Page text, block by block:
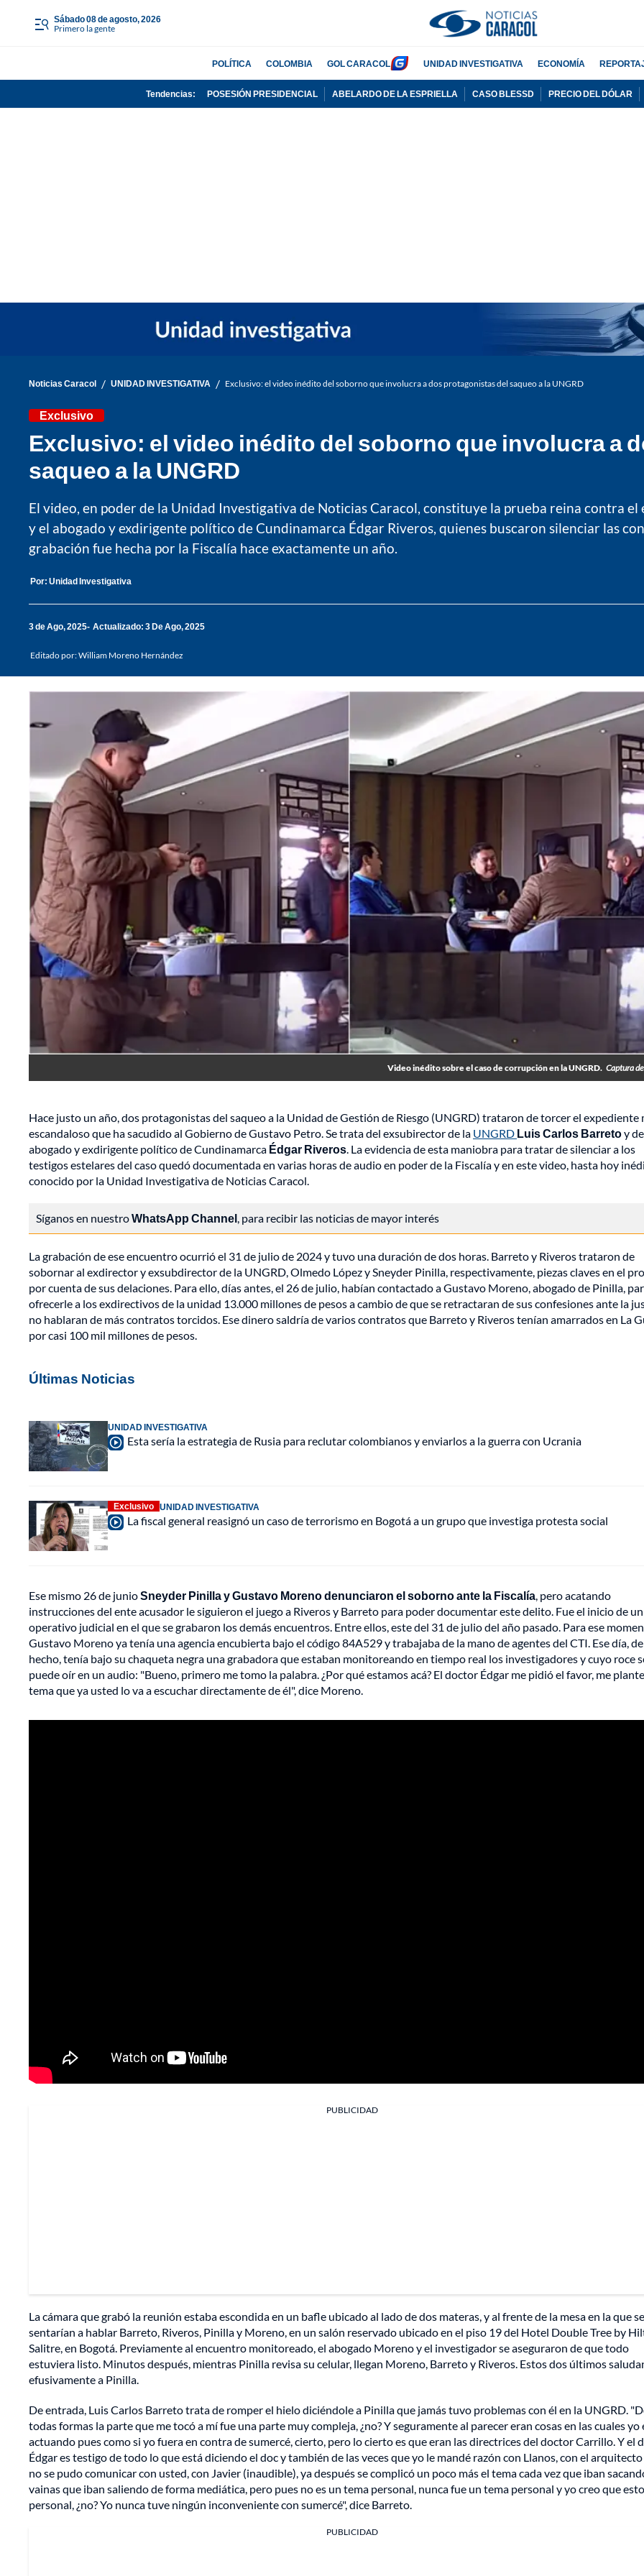
sábado 08 de agosto, 2026
Primero la gente
POLÍTICA COLOMBIA GOL CARACOL UNIDAD INVESTIGATIVA ECONOMÍA
Tendencias: POSESIÓN PRESIDENCIAL ABELARDO DE LA ESPRIELLA CASO BLESSD PRECIO DEL DÓLAR
Noticias Caracol / UNIDAD INVESTIGATIVA / Exclusivo: el video inédito del soborno que involucra a dos protagonistas del saqueo a la UNGRD
Exclusivo
Exclusivo: el video inédito del soborno que involucra a
saqueo a la UNGRD
El video, en poder de la Unidad Investigativa de Noticias Caracol, constituye la prueba reina contra
y el abogado y exdirigente político de Cundinamarca Édgar Riveros, quienes buscaron silenciar las
grabación fue hecha por la Fiscalía hace exactamente un año.
Por: Unidad Investigativa
3 de Ago, 2025 Actualizado: 3 De Ago, 2025
Editado por:William Moreno Hernández
Video inédito sobre el caso de corrupción en la UNGRD. Captura
Hace justo un año, dos protagonistas del saqueo a la Unidad de Gestión de Riesgo (UNGRD) trataron de torcer el expediente
escandaloso que ha sacudido al Gobierno de Gustavo Petro. Se trata del exsubirector de la UNGRD Luis Carlos Barretoy
abogado y exdirigente político de Cundinamarca Édgar Riveros. La evidencia de esta maniobra para tratar de silenciar a los
testigos estelares del caso quedó documentada en varias horas de audio en poder de la Fiscalía y en este video, hasta hoy
conocido por la Unidad Investigativa de Noticias Caracol.
Síganos en nuestroWhatsApp Channel, para recibir las noticias de mayor interés
La grabación de ese encuentro ocurrió el 31 de julio de 2024 y tuvo una duración de dos horas. Barreto y Riveros trataron de
sobornar al exdirector y exsubdirector de la UNGRD, Olmedo López y Sneyder Pinilla, respectivamente, piezas claves en el
por cuenta de sus delaciones. Para ello, días antes, el 26 de julio, habían contactado a Gustavo Moreno, abogado de Pinilla,
ofrecerle a los exdirectivos de la unidad 13.000 millones de pesos a cambio de que se retractaran de sus confesiones ante la
no hablaran de más contratos torcidos. Ese dinero saldría de varios contratos que Barreto y Riveros tenían amarrados en La
por casi 100 mil millones de pesos.
Últimas Noticias
UNIDAD INVESTIGATIVA
Esta sería la estrategia de Rusia para reclutar colombianos y enviarlos a la guerra con Ucrania
Exclusivo UNIDAD INVESTIGATIVA
La fiscal general reasignó un caso de terrorismo en Bogotá a un grupo que investiga protesta social
Ese mismo 26 de junioSneyder Pinilla y Gustavo Moreno denunciaron el soborno ante la Fiscalía, pero acatando
instrucciones del ente acusador le siguieron el juego a Riveros y Barreto para poder documentar este delito. Fue el inicio de un
operativo judicial en el que se grabaron los demás encuentros. Entre ellos, este del 31 de julio del año pasado. Para ese
Gustavo Moreno ya tenía una agencia encubierta bajo el código 84A529 y trabajaba de la mano de agentes del CTI. Ese día, de
hecho, tenía bajo su chaqueta negra una grabadora que estaban monitoreando en tiempo real los investigadores y cuyo roce
puede oír en un audio: "Bueno, primero me tomo la palabra. ¿Por qué estamos acá? El doctor Édgar me pidió el favor, me
tema que ya usted lo va a escuchar directamente de él", dice Moreno.
PUBLICIDAD
La cámara que grabó la reunión estaba escondida en un bafle ubicado al lado de dos materas, y al frente de la mesa en la que se
sentarían a hablar Barreto, Riveros, Pinilla y Moreno, en un salón reservado ubicado en el piso 19 del Hotel Double Tree by
Salitre, en Bogotá. Previamente al encuentro monitoreado, el abogado Moreno y el investigador se aseguraron de que todo
estuviera listo. Minutos después, mientras Pinilla revisa su celular, llegan Moreno, Barreto y Riveros. Estos dos últimos
efusivamente a Pinilla.
De entrada, Luis Carlos Barreto trata de romper el hielo diciéndole a Pinilla que jamás tuvo problemas con él en la UNGRD.
todas formas la parte que me tocó a mí fue una parte muy compleja, ¿no? Y seguramente al parecer eran cosas en las cuales yo
actuando pues como si yo fuera en contra de sumercé, cierto, pero lo cierto es que eran las directrices del doctor Carrillo. Y el
Édgar es testigo de todo lo que está diciendo el doc y también de las veces que yo le mandé razón con Llanos, con el
no se pudo comunicar con usted, con Javier (inaudible), ya después se complicó un poco más el tema cada vez que iban
vainas que iban saliendo de forma mediática, pero pues no es un tema personal, nunca fue un tema personal y yo creo que
personal, ¿no? Yo nunca tuve ningún inconveniente con sumercé", dice Barreto.
PUBLICIDAD